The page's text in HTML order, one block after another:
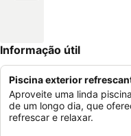
Informação útil
Piscina exterior
Aproveite uma linda
de um longo dia, que
refrescar e relaxar.